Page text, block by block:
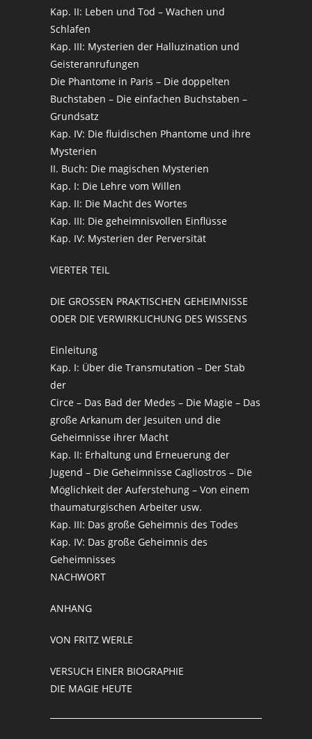
Kap. II: Leben und Tod – Wachen und
Schlafen
Kap. III: Mysterien der Halluzination und
Geisteranrufungen
Die Phantome in Paris – Die doppelten
Buchstaben – Die einfachen Buchstaben –
Grundsatz
Kap. IV: Die fluidischen Phantome und ihre
Mysterien
II. Buch: Die magischen Mysterien
Kap. I: Die Lehre vom Willen
Kap. II: Die Macht des Wortes
Kap. III: Die geheimnisvollen Einflüsse
Kap. IV: Mysterien der Perversität
VIERTER TEIL
DIE GROSSEN PRAKTISCHEN GEHEIMNISSE
ODER DIE VERWIRKLICHUNG DES WISSENS
Einleitung
Kap. I: Über die Transmutation – Der Stab
der
Circe – Das Bad der Medes – Die Magie – Das
große Arkanum der Jesuiten und die
Geheimnisse ihrer Macht
Kap. II: Erhaltung und Erneuerung der
Jugend – Die Geheimnisse Cagliostros – Die
Möglichkeit der Auferstehung – Von einem
thaumaturgischen Arbeiter usw.
Kap. III: Das große Geheimnis des Todes
Kap. IV: Das große Geheimnis des
Geheimnisses
NACHWORT
ANHANG
VON FRITZ WERLE
VERSUCH EINER BIOGRAPHIE
DIE MAGIE HEUTE